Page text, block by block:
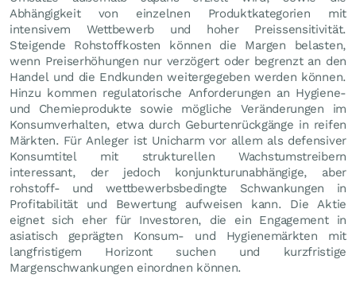
Abhängigkeit von einzelnen Produktkategorien mit
intensivem Wettbewerb und hoher Preissensitivität.
Steigende Rohstoffkosten können die Margen belasten,
wenn Preiserhöhungen nur verzögert oder begrenzt an den
Handel und die Endkunden weitergegeben werden können.
Hinzu kommen regulatorische Anforderungen an Hygiene-
und Chemieprodukte sowie mögliche Veränderungen im
Konsumverhalten, etwa durch Geburtenrückgänge in reifen
Märkten. Für Anleger ist Unicharm vor allem als defensiver
Konsumtitel mit strukturellen Wachstumstreibern
interessant, der jedoch konjunkturunabhängige, aber
rohstoff- und wettbewerbsbedingte Schwankungen in
Profitabilität und Bewertung aufweisen kann. Die Aktie
eignet sich eher für Investoren, die ein Engagement in
asiatisch geprägten Konsum- und Hygienemärkten mit
langfristigem Horizont suchen und kurzfristige
Margenschwankungen einordnen können.